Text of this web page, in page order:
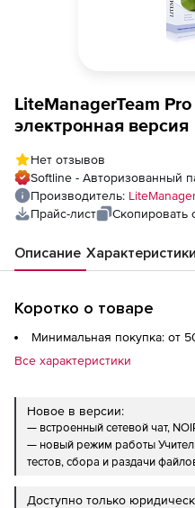
LiteManagerTeam
электронная версия
Нет отзывов
Softline - Авторизованный
Производитель:
Прайс-лист
Скопировать
Описание Характеристики
Коротко о товаре
Минимальная покупка: от
Все характеристики
Новое в версии:
— встроенный сетевой чат,
— новый режим работы
тестов, сбора и раздачи
Доступно только